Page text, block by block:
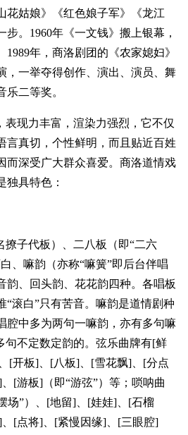
花姑娘》《红色娘子军》《龙江
。1960年《一文钱》搬上银幕，
年，商洛剧团的《农家媳妇》
，一举夺得创作、演出、演员、舞
乐二等奖。
表现力丰富，渲染力强烈，它不仅
言真切，个性鲜明，而且贴近百姓
而深受广大群众喜爱。商洛道情戏
独具特色：
撩子代板）、二八板（即“二六
、嘛韵（亦称“嘛簧”即后台伴唱
韵、回头韵、花花韵四种。各唱板
“滚白”只有苦音。嘛韵是道情剧种
腔中多为两句一嘛韵，亦有多句嘛
句不定数定韵的。弦乐曲牌有[鲜
[开板]、[八板]、[雪花飘]、[分点
[游板]（即“游弦”）等；唢呐曲
场”）、[地留]、[娃娃]、[石榴
[点将]、[紧慢因缘]、[三眼腔]